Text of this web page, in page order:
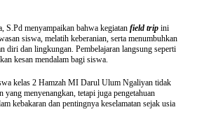
S.Pd menyampaikan bahwa kegiatan field trip ini
siswa, melatih keberanian, serta menumbuhkan
diri dan lingkungan. Pembelajaran langsung seperti
kesan mendalam bagi siswa.
kelas 2 Hamzah MI Darul Ulum Ngaliyan tidak
yang menyenangkan, tetapi juga pengetahuan
kebakaran dan pentingnya keselamatan sejak usia